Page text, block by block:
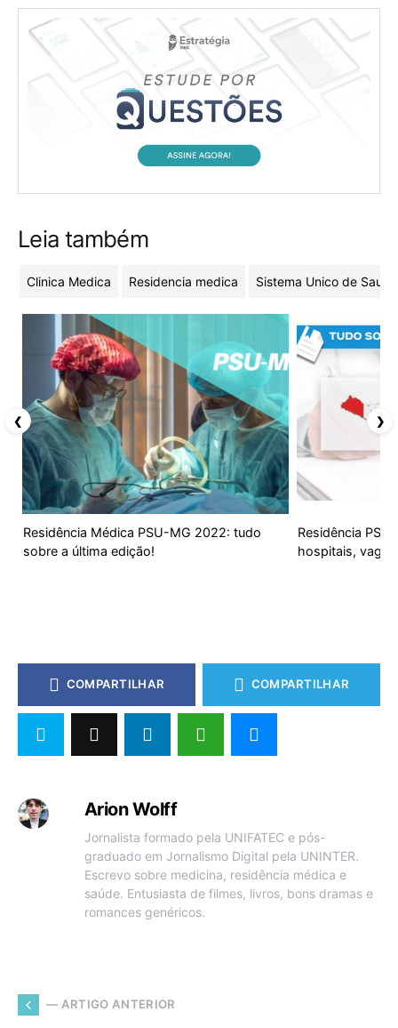
Leia também
Clinica Medica Residencia medica Sistema Unico de
Residência Médica PSU-MG 2022: tudo
sobre a última edição!
Residência
hospitais,
❮ ❯
COMPARTILHAR COMPARTILHAR
Arion Wolff
Jornalista formado pela UNIFATEC e pós-
graduado em Jornalismo Digital pela UNINTER.
Escrevo sobre medicina, residência médica e
saúde. Entusiasta de filmes, livros, bons dramas e
romances genéricos.
— ARTIGO ANTERIOR